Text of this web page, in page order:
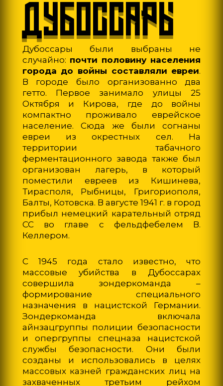
ДУБОССАРЫ
Дубоссары были выбраны не
случайно: почти половину населения
города до войны составляли евреи.
В городе было организованно два
гетто. Первое занимало улицы 25
Октября и Кирова, где до войны
компактно проживало еврейское
население. Сюда же были согнаны
евреи из окрестных сел. На
территории табачного
ферментационного завода также был
организован лагерь, в который
поместили евреев из Кишинева,
Тирасполя, Рыбницы, Григориополя,
Балты, Котовска. В августе 1941 г. в город
прибыл немецкий карательный отряд
СС во главе с фельдфебелем В.
Келлером.
С 1945 года стало известно, что
массовые убийства в Дубоссарах
совершила зондеркоманда –
формирование специального
назначения в нацистской Германии.
Зондеркоманда включала
айнзацгруппы полиции безопасности
и опергруппы спецназа нацистской
службы безопасности. Они были
созданы и использовались в целях
массовых казней гражданских лиц на
захваченных третьим рейхом